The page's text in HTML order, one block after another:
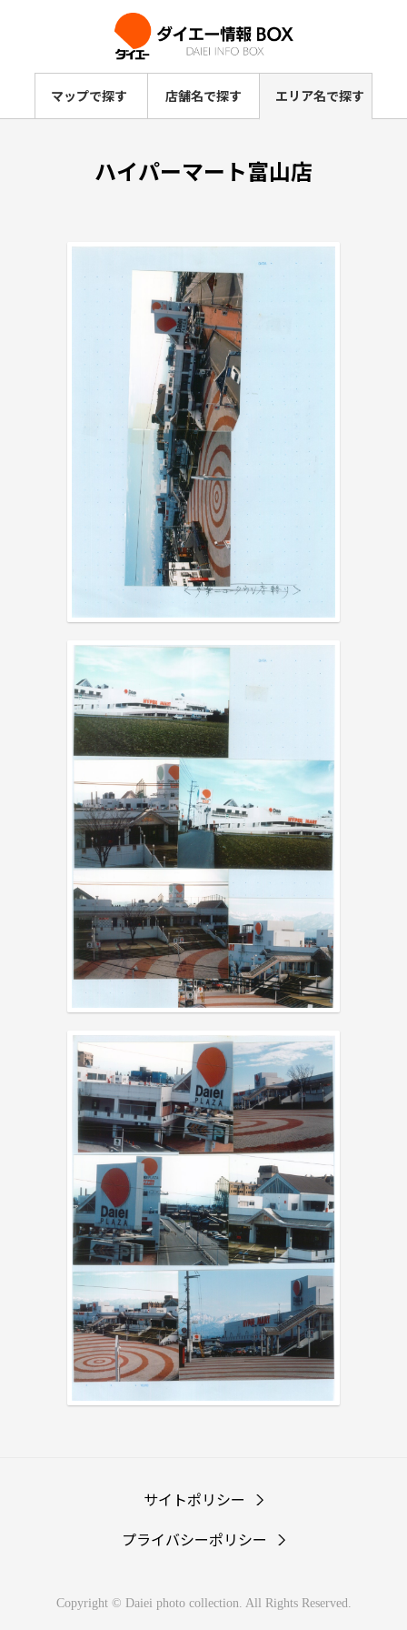
マップで探す 店舗名で探す エリア名で探す
ハイパーマート富山店
サイトポリシー
プライバシーポリシー
Copyright © Daiei photo collection. All Rights Reserved.